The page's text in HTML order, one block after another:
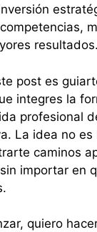
resultados.
post es
integres la
profesional
La idea no es
caminos
importar en
quiero